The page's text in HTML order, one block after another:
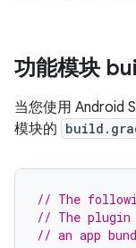
功能模块
当您使用 Android
模块的
// The
// The plugin
// an app